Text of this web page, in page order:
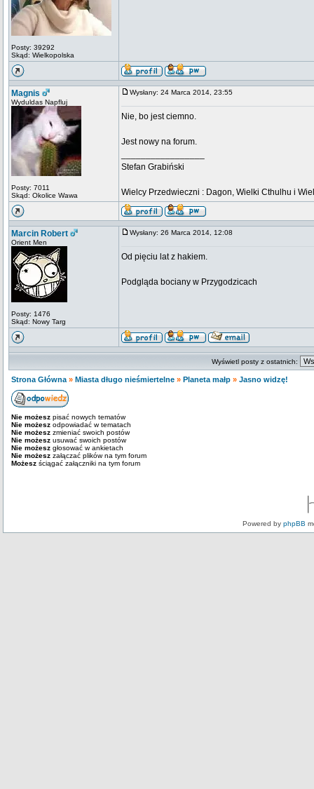
Posty: 39292
Skąd: Wielkopolska
Magnis
Wyduldas Napfluj
Posty: 7011
Skąd: Okolice Wawa
Wysłany: 24 Marca 2014, 23:55
Nie, bo jest ciemno.
Jest nowy na forum.
Stefan Grabiński
Wielcy Przedwieczni : Dagon, Wielki Cthulhu i
Marcin Robert
Orient Men
Posty: 1476
Skąd: Nowy Targ
Wysłany: 26 Marca 2014, 12:08
Od pięciu lat z hakiem.
Podgląda bociany w Przygodzicach
Wyświetl posty z ostatnich:
Strona Główna » Miasta długo nieśmiertelne » Planeta małp » Jasno widzę!
Nie możesz pisać nowych tematów
Nie możesz odpowiadać w tematach
Nie możesz zmieniać swoich postów
Nie możesz usuwać swoich postów
Nie możesz głosować w ankietach
Nie możesz załączać plików na tym forum
Możesz ściągać załączniki na tym forum
Powered by phpBB